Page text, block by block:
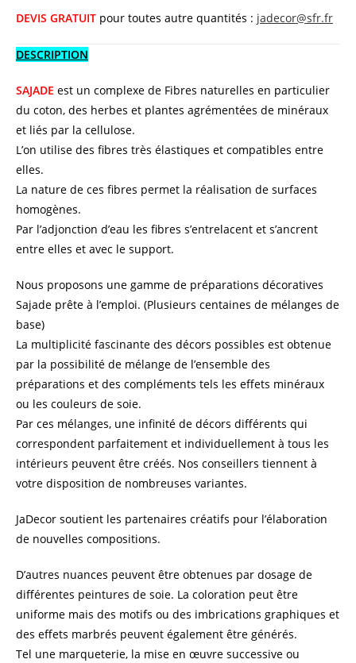
DEVIS GRATUIT pour toutes autre quantités : jadecor@sfr.fr
DESCRIPTION
SAJADE est un complexe de Fibres naturelles en particulier
du coton, des herbes et plantes agrémentées de minéraux
et liés par la cellulose.
L’on utilise des fibres très élastiques et compatibles entre
elles.
La nature de ces fibres permet la réalisation de surfaces
homogènes.
Par l’adjonction d’eau les fibres s’entrelacent et s’ancrent
entre elles et avec le support.
Nous proposons une gamme de préparations décoratives
Sajade prête à l’emploi. (Plusieurs centaines de mélanges de
base)
La multiplicité fascinante des décors possibles est obtenue
par la possibilité de mélange de l’ensemble des
préparations et des compléments tels les effets minéraux
ou les couleurs de soie.
Par ces mélanges, une infinité de décors différents qui
correspondent parfaitement et individuellement à tous les
intérieurs peuvent être créés. Nos conseillers tiennent à
votre disposition de nombreuses variantes.
JaDecor soutient les partenaires créatifs pour l’élaboration
de nouvelles compositions.
D’autres nuances peuvent être obtenues par dosage de
différentes peintures de soie. La coloration peut être
uniforme mais des motifs ou des imbrications graphiques et
des effets marbrés peuvent également être générés.
Tel une marqueterie, la mise en œuvre successive ou